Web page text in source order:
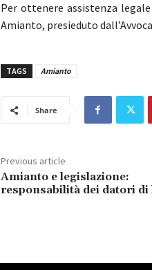
Per ottenere assistenza
Amianto, presieduto
TAGS Amianto
Share
Previous article
Amianto e legislazione:
responsabilità dei datori di